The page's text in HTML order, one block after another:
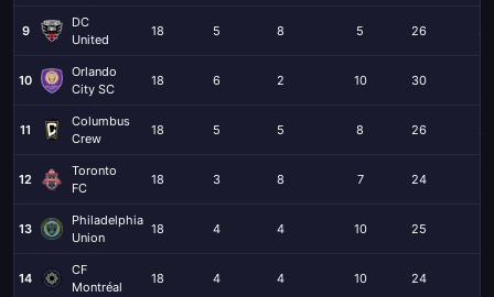
9
DC
United
18 5 8 5 26 29
10
Orlando
City SC
18 6 2 10 30
11
Columbus
Crew
18 5 5 8 26 28
12
Toronto
FC
18 3 8 7 24
13
Philadelphia
Union
18 4 4 10 25
14
CF
Montréal
18 4 4 10 24